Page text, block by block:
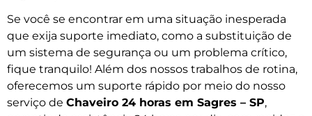
Se você se encontrar em uma situação inesperada
que exija suporte imediato, como a substituição de
um sistema de segurança ou um problema crítico,
fique tranquilo! Além dos nossos trabalhos de rotina,
oferecemos um suporte rápido por meio do nosso
serviço de Chaveiro 24 horas em Sagres – SP,